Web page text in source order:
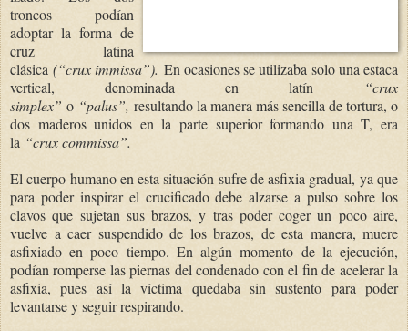
troncos podían
adoptar la forma de
cruz latina
clásica(“crux immissa”). En ocasiones se utilizaba solo una estaca
vertical, denominada en latín “crux
simplex” o “palus”, resultando la manera más sencilla de tortura, o
dos maderos unidos en la parte superior formando una T, era
la “crux commissa”.
El cuerpo humano en esta situación sufre de asfixia gradual, ya que
para poder inspirar el crucificado debe alzarse a pulso sobre los
clavos que sujetan sus brazos, y tras poder coger un poco aire,
vuelve a caer suspendido de los brazos, de esta manera, muere
asfixiado en poco tiempo. En algún momento de la ejecución,
podían romperse las piernas del condenado con el fin de acelerar la
asfixia, pues así la víctima quedaba sin sustento para poder
levantarse y seguir respirando.